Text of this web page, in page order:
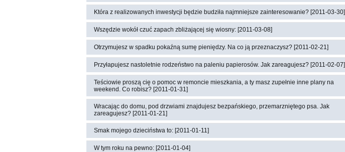
Która z realizowanych inwestycji będzie budziła najmniejsze zainteresowanie? [2011-03-30]
Wszędzie wokół czuć zapach zbliżającej się wiosny: [2011-03-08]
Otrzymujesz w spadku pokaźną sumę pieniędzy. Na co ją przeznaczysz? [2011-02-21]
Przyłapujesz nastoletnie rodzeństwo na paleniu papierosów. Jak zareagujesz? [2011-02-07]
Teściowie proszą cię o pomoc w remoncie mieszkania, a ty masz zupełnie inne plany na
weekend. Co robisz? [2011-01-31]
Wracając do domu, pod drzwiami znajdujesz bezpańskiego, przemarzniętego psa. Jak
zareagujesz? [2011-01-21]
Smak mojego dzieciństwa to: [2011-01-11]
W tym roku na pewno: [2011-01-04]